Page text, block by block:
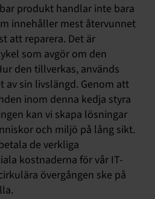
produkt handlar inte bara
innehåller mest återvunnet
att reparera. Det är
som avgör om den
den tillverkas, används
av sin livslängd. Genom att
inom denna kedja styra
kan vi skapa lösningar
och miljö på lång sikt.
de verkliga
kostnaderna för vår IT-
övergången ske på